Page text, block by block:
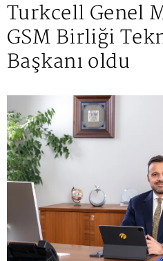
Turkcell Genel
GSM Birliği
Başkanı oldu